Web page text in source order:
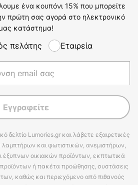
ένα κουπόνι 15% που μπορείτε
πρώτη σας αγορά στο ηλεκτρονικό
κατάστημα!
πελάτης Εταιρεία
Εγγραφείτε
δελτίο Lumories.gr και λάβετε εξαιρετικές
και φωτιστικών, ανεμιστήρων,
οικιακών προϊόντων, εκπτωτικά
προϊόντων ή πακέτα προώθησης, συστάσεις
καθώς και περιεχόμενο από πιθανούς